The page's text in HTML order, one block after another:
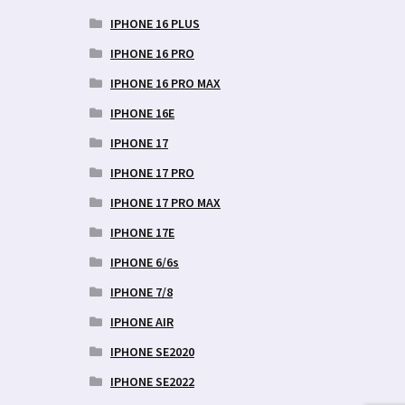
IPHONE 16 PLUS
IPHONE 16 PRO
IPHONE 16 PRO MAX
IPHONE 16E
IPHONE 17
IPHONE 17 PRO
IPHONE 17 PRO MAX
IPHONE 17E
IPHONE 6/6s
IPHONE 7/8
IPHONE AIR
IPHONE SE2020
IPHONE SE2022